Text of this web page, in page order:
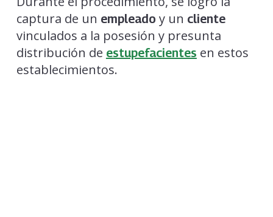
captura de un empleado y un cliente
vinculados a la posesión y presunta
distribución de estupefacientes en estos
establecimientos.